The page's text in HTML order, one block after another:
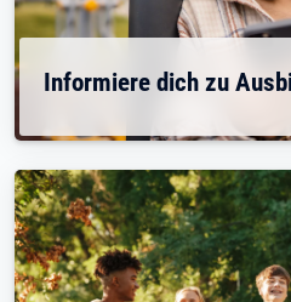
Informiere dich zu